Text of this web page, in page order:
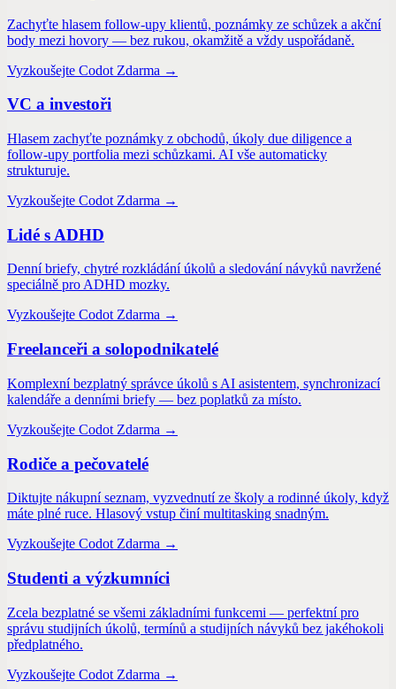
Zachyťte hlasem follow-upy klientů, poznámky ze schůzek a akční
body mezi hovory — bez rukou, okamžitě a vždy uspořádaně.
Vyzkoušejte Codot Zdarma →
VC a investoři
Hlasem zachyťte poznámky z obchodů, úkoly due diligence a
follow-upy portfolia mezi schůzkami. AI vše automaticky
strukturuje.
Vyzkoušejte Codot Zdarma →
Lidé s ADHD
Denní briefy, chytré rozkládání úkolů a sledování návyků navržené
speciálně pro ADHD mozky.
Vyzkoušejte Codot Zdarma →
Freelanceři a solopodnikatelé
Komplexní bezplatný správce úkolů s AI asistentem, synchronizací
kalendáře a denními briefy — bez poplatků za místo.
Vyzkoušejte Codot Zdarma →
Rodiče a pečovatelé
Diktujte nákupní seznam, vyzvednutí ze školy a rodinné úkoly, když
máte plné ruce. Hlasový vstup činí multitasking snadným.
Vyzkoušejte Codot Zdarma →
Studenti a výzkumníci
Zcela bezplatné se všemi základními funkcemi — perfektní pro
správu studijních úkolů, termínů a studijních návyků bez jakéhokoli
předplatného.
Vyzkoušejte Codot Zdarma →